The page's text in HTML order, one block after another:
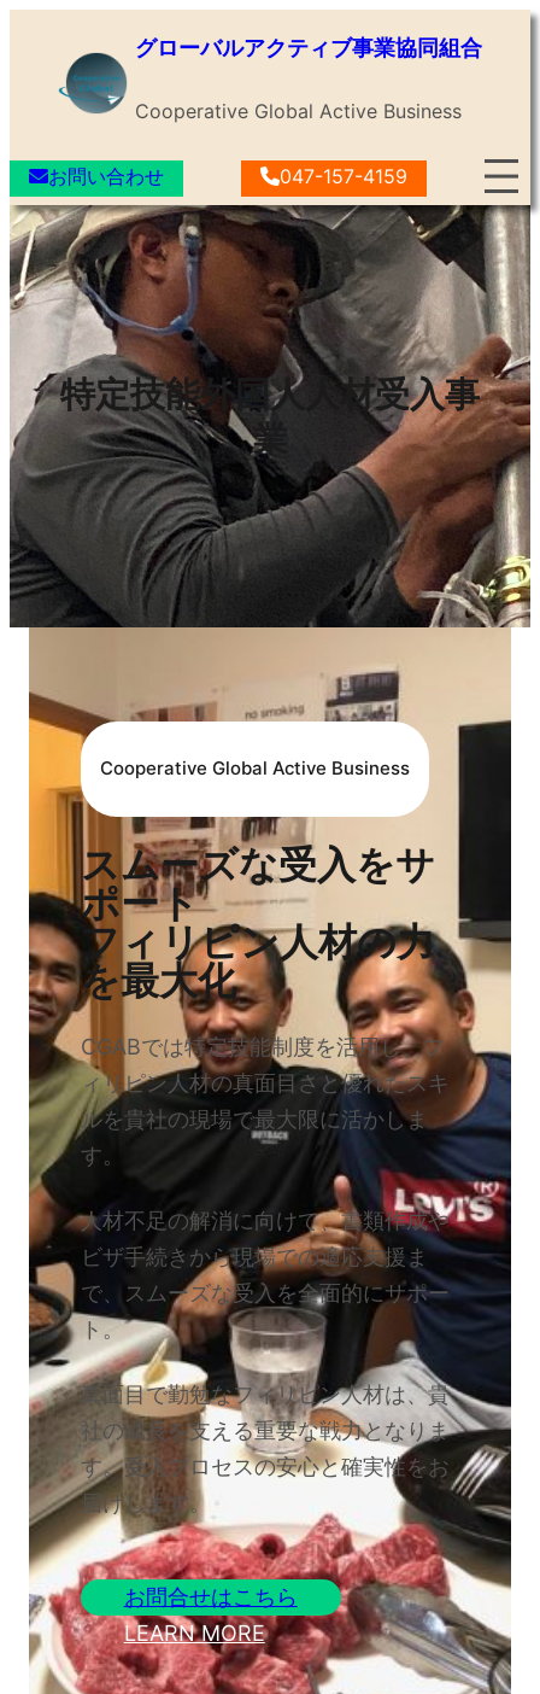
キ
ッ
プ
グローバルアクティブ事業協同組合
Cooperative Global Active Business
お問い合わせ 047-157-4159
特定技能外国人人材受入事
業
Cooperative Global Active Business
スムーズな受入をサ
ポート
フィリピン人材の力
を最大化
CGABでは特定技能制度を活用し、フ
ィリピン人材の真面目さと優れたスキ
ルを貴社の現場で最大限に活かしま
す。
人材不足の解消に向けて、書類作成や
ビザ手続きから現場での適応支援ま
で、スムーズな受入を全面的にサポー
ト。
真面目で勤勉なフィリピン人材は、貴
社の成長を支える重要な戦力となりま
す。受入プロセスの安心と確実性をお
届けします。
お問合せはこちら
LEARN MORE